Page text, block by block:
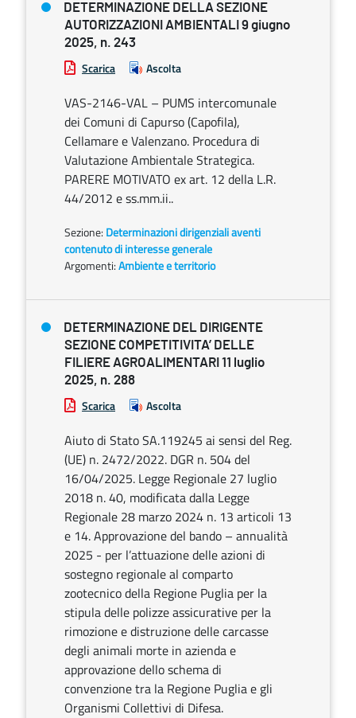
DETERMINAZIONE DELLA SEZIONE
AUTORIZZAZIONI AMBIENTALI 9 giugno
2025, n. 243
Scarica Ascolta
VAS-2146-VAL – PUMS intercomunale
dei Comuni di Capurso (Capofila),
Cellamare e Valenzano. Procedura di
Valutazione Ambientale Strategica.
PARERE MOTIVATO ex art. 12 della L.R.
44/2012 e ss.mm.ii..
Sezione: Determinazioni dirigenziali aventi
contenuto di interesse generale
Argomenti:Ambiente e territorio
DETERMINAZIONE DEL DIRIGENTE
SEZIONE COMPETITIVITA’ DELLE
FILIERE AGROALIMENTARI 11 luglio
2025, n. 288
Scarica Ascolta
Aiuto di Stato SA.119245 ai sensi del Reg.
(UE) n. 2472/2022. DGR n. 504 del
16/04/2025. Legge Regionale 27 luglio
2018 n. 40, modificata dalla Legge
Regionale 28 marzo 2024 n. 13 articoli 13
e 14. Approvazione del bando – annualità
2025 - per l’attuazione delle azioni di
sostegno regionale al comparto
zootecnico della Regione Puglia per la
stipula delle polizze assicurative per la
rimozione e distruzione delle carcasse
degli animali morte in azienda e
approvazione dello schema di
convenzione tra la Regione Puglia e gli
Organismi Collettivi di Difesa.